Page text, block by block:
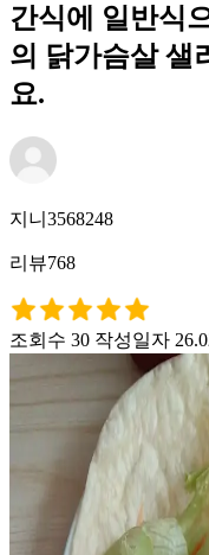
간식에 일반식
의 닭가슴살 샐
요.
지니3568248
리뷰768
조회수 30 작성일자